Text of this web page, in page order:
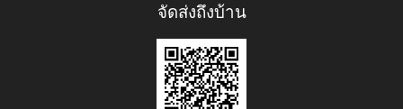
จัดส่งถึงบ้าน